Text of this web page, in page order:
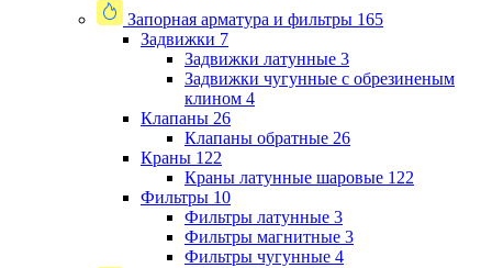
Запорная арматура и фильтры 165
Задвижки 7
Задвижки латунные 3
Задвижки чугунные с обрезиненым
клином 4
Клапаны 26
Клапаны обратные 26
Краны 122
Краны латунные шаровые 122
Фильтры 10
Фильтры латунные 3
Фильтры магнитные 3
Фильтры чугунные 4